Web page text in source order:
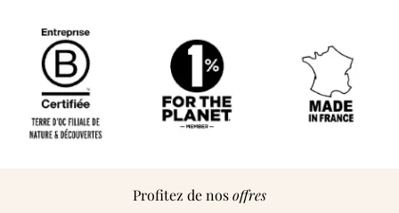
Profitez de nosoffres